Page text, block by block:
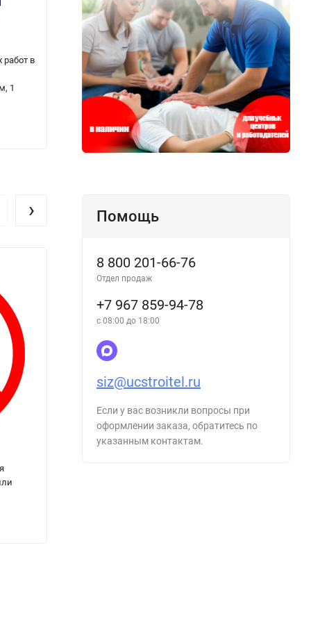
в
1
Плакат: Безопасность при ремонте
воздушных и кабельных линий, 1 штука
₽
штуки
1
› Помощь
8 800 201-66-76
Отдел продаж
+7 967 859-94-78
с 08:00 до 18:00
siz@ucstroitel.ru
Если у вас возникли вопросы при
оформлении заказа, обратитесь по
указанным контактам.